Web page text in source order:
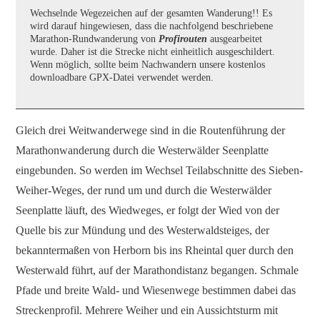
Wechselnde Wegezeichen auf der gesamten Wanderung!! Es
wird darauf hingewiesen, dass die nachfolgend beschriebene
Marathon-Rundwanderung von Profirouten ausgearbeitet
wurde. Daher ist die Strecke nicht einheitlich ausgeschildert.
Wenn möglich, sollte beim Nachwandern unsere kostenlos
downloadbare GPX-Datei verwendet werden.
Gleich drei Weitwanderwege sind in die Routenführung der
Marathonwanderung durch die Westerwälder Seenplatte
eingebunden. So werden im Wechsel Teilabschnitte des Sieben-
Weiher-Weges, der rund um und durch die Westerwälder
Seenplatte läuft, des Wiedweges, er folgt der Wied von der
Quelle bis zur Mündung und des Westerwaldsteiges, der
bekanntermaßen von Herborn bis ins Rheintal quer durch den
Westerwald führt, auf der Marathondistanz begangen. Schmale
Pfade und breite Wald- und Wiesenwege bestimmen dabei das
Streckenprofil. Mehrere Weiher und ein Aussichtsturm mit